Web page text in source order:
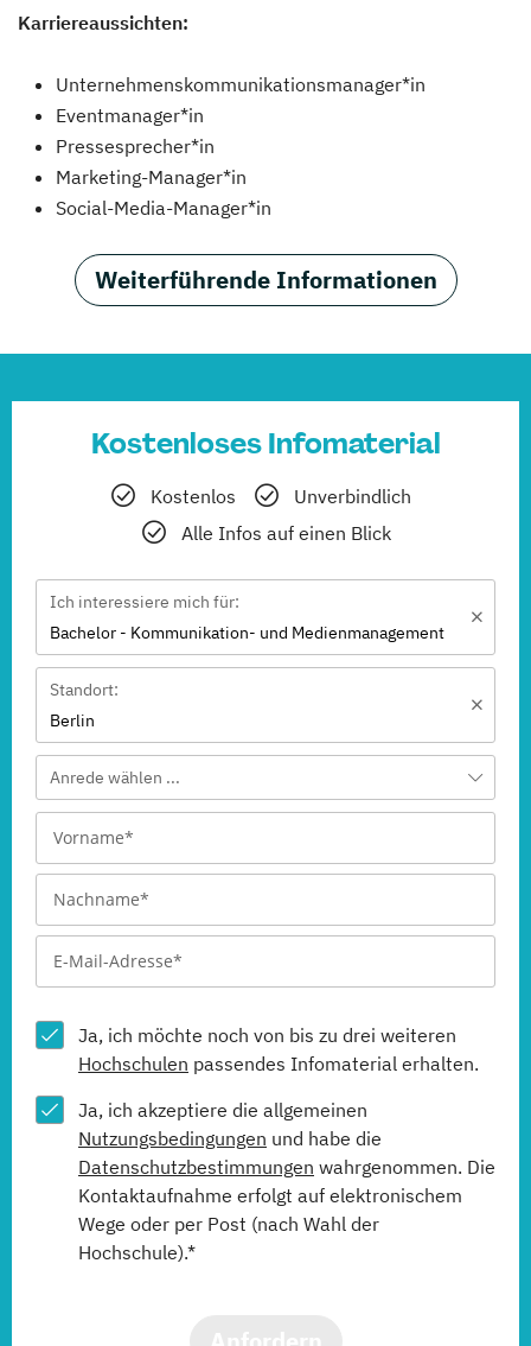
Karriereaussichten:
Unternehmenskommunikationsmanager*in
Eventmanager*in
Pressesprecher*in
Marketing-Manager*in
Social-Media-Manager*in
Weiterführende Informationen
Kostenloses Infomaterial
Kostenlos
Unverbindlich
Alle Infos auf einen Blick
Ich interessiere mich für:
Bachelor - Kommunikation- und Medienmanagement
Standort:
Berlin
Anrede wählen ...
Ja, ich möchte noch von bis zu drei weiteren
Hochschulen passendes Infomaterial erhalten.
Ja, ich akzeptiere die allgemeinen
Nutzungsbedingungen und habe die
Datenschutzbestimmungen wahrgenommen. Die
Kontaktaufnahme erfolgt auf elektronischem
Wege oder per Post (nach Wahl der
Hochschule).*